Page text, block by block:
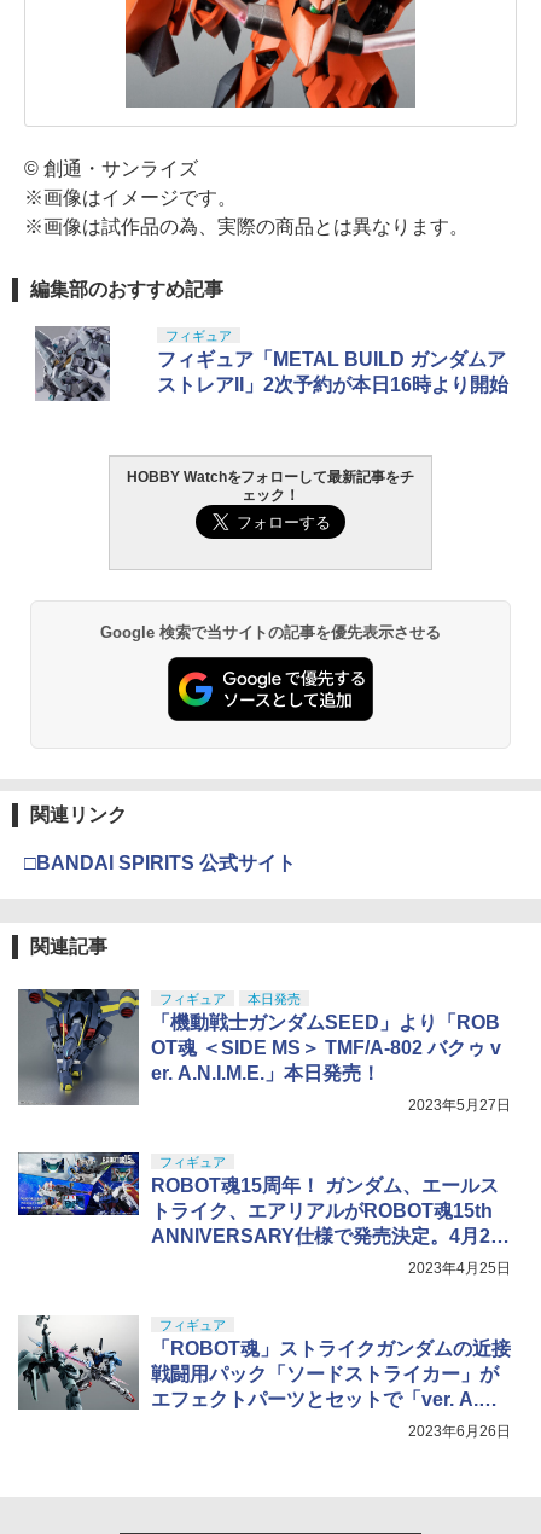
© 創通・サンライズ
※画像はイメージです。
※画像は試作品の為、実際の商品とは異なります。
編集部のおすすめ記事
フィギュア
フィギュア「METAL BUILD ガンダムア
ストレアII」2次予約が本日16時より開始
HOBBY Watchをフォローして最新記事をチ
ェック！
Google 検索で当サイトの記事を優先表示させる
関連リンク
□BANDAI SPIRITS 公式サイト
関連記事
フィギュア 本日発売
「機動戦士ガンダムSEED」より「ROB
OT魂 ＜SIDE MS＞ TMF/A-802 バクゥ v
er. A.N.I.M.E.」本日発売！
2023年5月27日
フィギュア
ROBOT魂15周年！ ガンダム、エールス
トライク、エアリアルがROBOT魂15th
ANNIVERSARY仕様で発売決定。4月26
2023年4月25日
フィギュア
「ROBOT魂」ストライクガンダムの近接
戦闘用パック「ソードストライカー」が
エフェクトパーツとセットで「ver. A.N.I.
M.E.」シリーズに登場！ 7月3日予約開始
2023年6月26日